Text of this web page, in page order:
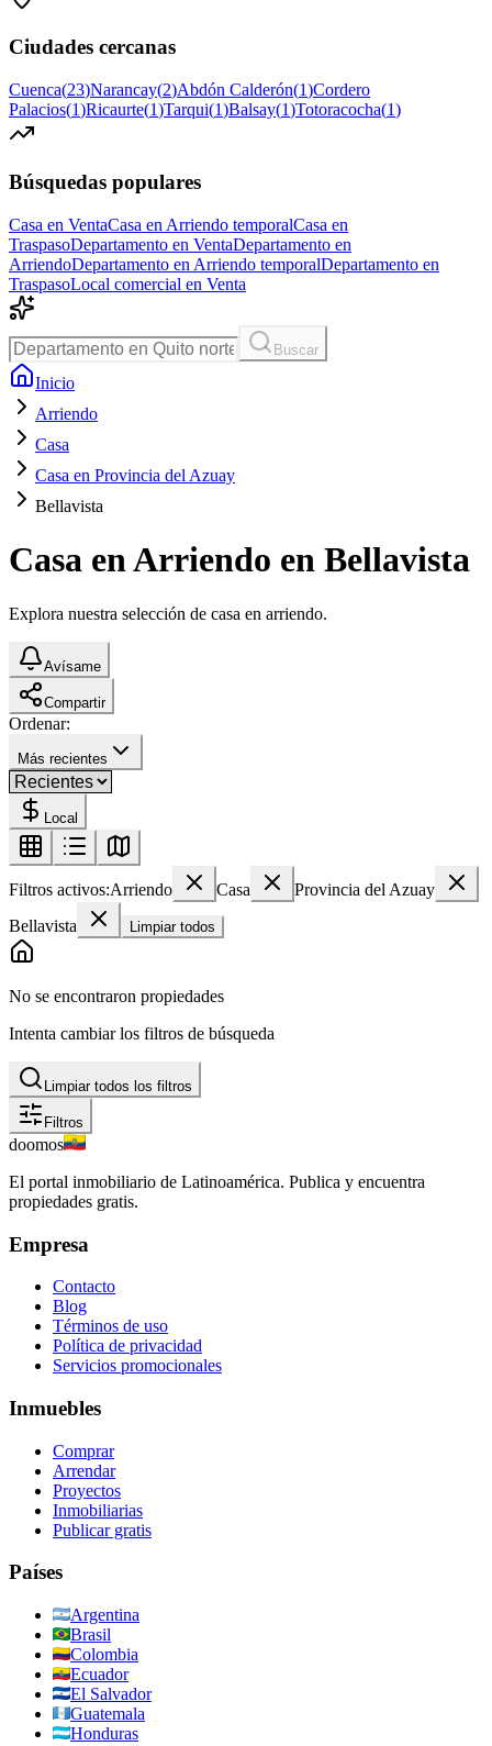
Ciudades cercanas
Cuenca(23)Narancay(2)Abdón Calderón(1)Cordero
Palacios(1)Ricaurte(1)Tarqui(1)Balsay(1)Totoracocha(1)
Búsquedas populares
Casa en VentaCasa en Arriendo temporalCasa en
TraspasoDepartamento en VentaDepartamento en
ArriendoDepartamento en Arriendo temporalDepartamento en
TraspasoLocal comercial en Venta
Buscar
Inicio
Arriendo
Casa
Casa en Provincia del Azuay
Bellavista
Casa en Arriendo en Bellavista
Explora nuestra selección de casa en arriendo.
Avísame
Compartir
Ordenar:
Más recientes
Local
Filtros activos:Arriendo Casa
Provincia del Azuay
Bellavista
Limpiar todos
No se encontraron propiedades
Intenta cambiar los filtros de búsqueda
Limpiar todos los filtros
Filtros
doomos
El portal inmobiliario de Latinoamérica. Publica y encuentra
propiedades gratis.
Empresa
Contacto
Blog
Términos de uso
Política de privacidad
Servicios promocionales
Inmuebles
Comprar
Arrendar
Proyectos
Inmobiliarias
Publicar gratis
Países
Argentina
Brasil
Colombia
Ecuador
El Salvador
Guatemala
Honduras